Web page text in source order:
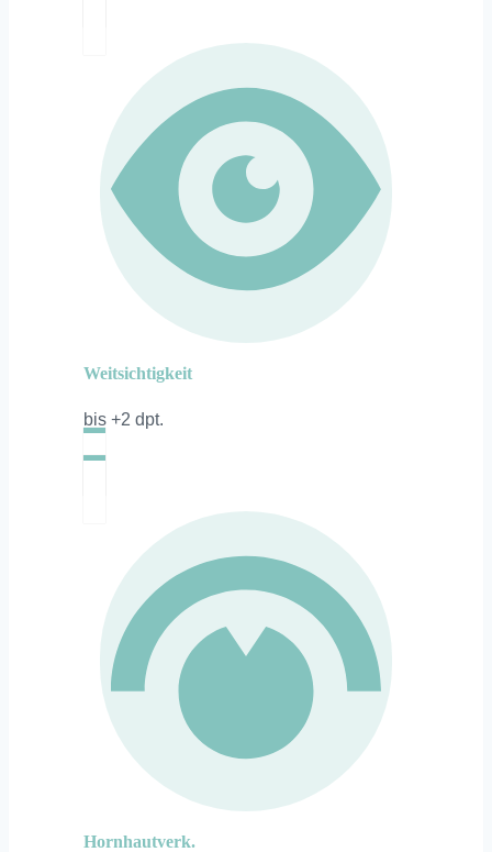
Weitsichtigkeit
bis +2 dpt.
Hornhautverk.